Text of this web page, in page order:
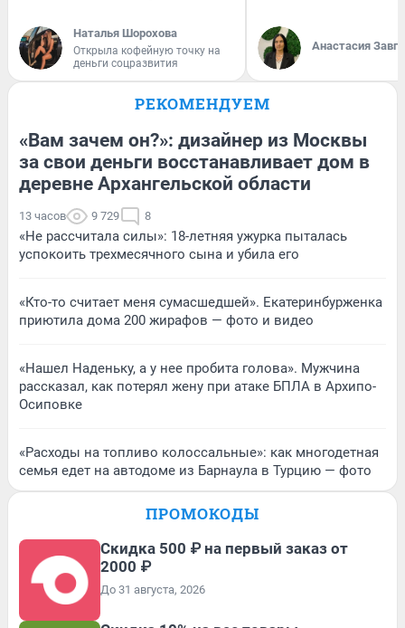
Наталья Шорохова
Открыла кофейную точку на
деньги соцразвития
Анастасия
РЕКОМЕНДУЕМ
«Вам зачем он?»: дизайнер из Москвы
за свои деньги восстанавливает дом в
деревне Архангельской области
13 часов 9 729 8
«Не рассчитала силы»: 18-летняя ужурка пыталась
успокоить трехмесячного сына и убила его
«Кто-то считает меня сумасшедшей». Екатеринбурженка
приютила дома 200 жирафов — фото и видео
«Нашел Наденьку, а у нее пробита голова». Мужчина
рассказал, как потерял жену при атаке БПЛА в Архипо-
Осиповке
«Расходы на топливо колоссальные»: как многодетная
семья едет на автодоме из Барнаула в Турцию — фото
ПРОМОКОДЫ
Скидка 500 ₽ на первый заказ от
2000 ₽
До 31 августа, 2026